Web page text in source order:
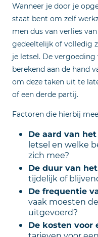
Wanneer je door je
staat bent om zelf
men dus van verlies
gedeeltelijk of volledig
je letsel. De
berekend aan de hand
om deze taken uit te
of een derde partij.
Factoren die hierbij
De aard van
letsel en welke
zich mee?
De duur van
tijdelijk of
De frequentie
vaak moesten
uitgevoerd?
De kosten voor